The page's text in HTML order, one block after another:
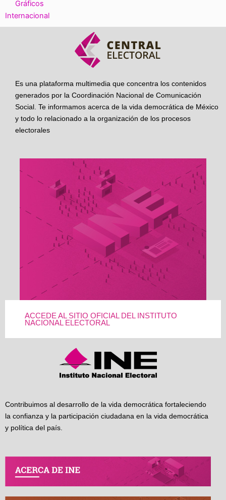
Gráficos
Internacional
Es una plataforma multimedia que concentra los contenidos
generados por la Coordinación Nacional de Comunicación
Social. Te informamos acerca de la vida democrática de México
y todo lo relacionado a la organización de los procesos
electorales
ACCEDE AL SITIO OFICIAL DEL INSTITUTO
NACIONAL ELECTORAL
Contribuimos al desarrollo de la vida democrática fortaleciendo
la confianza y la participación ciudadana en la vida democrática
y política del país.